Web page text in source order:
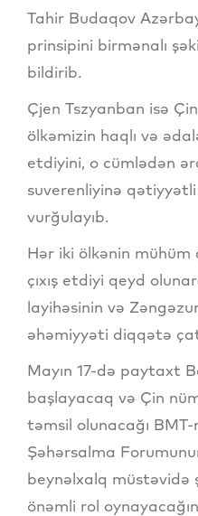
Tahir Budaqov
prinsipini birmənalı
bildirib.
Çjen Tszyanban isə
ölkəmizin haqlı və
etdiyini, o cümlədən
suverenliyinə
vurğulayıb.
Hər iki ölkənin
çıxış etdiyi qeyd
layihəsinin və
əhəmiyyəti diqqətə
Mayın 17-də paytaxt
başlayacaq və Çin
təmsil olunacağı
Şəhərsalma
beynəlxalq müstəvidə
önəmli rol